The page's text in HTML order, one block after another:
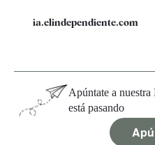
ia.elindependiente.com
Apúntate a
está pasando